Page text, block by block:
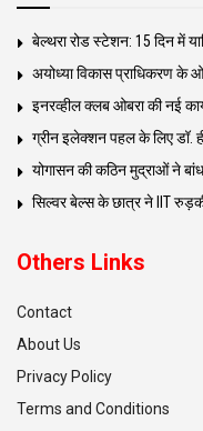
बेल्थरा रोड स्टेशन: 15 दिन में
अयोध्या विकास प्राधिकरण के
इनरव्हील क्लब ओबरा की नई
ग्रीन इलेक्शन पहल के लिए डॉ.
योगासन की कठिन मुद्राओं ने
सिल्वर बेल्स के छात्र ने IIT
Others Links
Contact
About Us
Privacy Policy
Terms and Conditions